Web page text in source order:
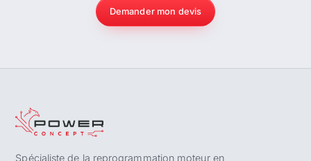
Demander mon devis
Spécialiste de la reprogrammation moteur en